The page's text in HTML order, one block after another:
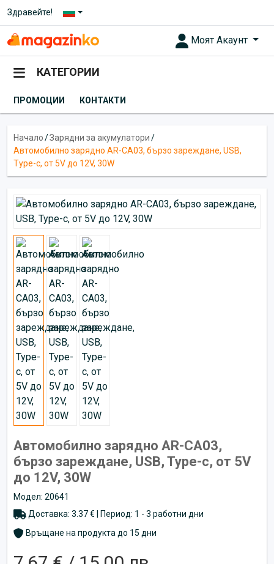
Здравейте!
Моят Акаунт
КАТЕГОРИИ
ПРОМОЦИИ КОНТАКТИ
Начало/Зарядни за акумулатори/
Автомобилно зарядно AR-CA03, бързо зареждане, USB,
Type-c, от 5V до 12V, 30W
Автомобилно зарядно AR-CA03,
бързо зареждане, USB, Type-c, от 5V
до 12V, 30W
Модел: 20641
Доставка: 3.37 € | Период: 1 - 3 работни дни
Връщане на продукта до 15 дни